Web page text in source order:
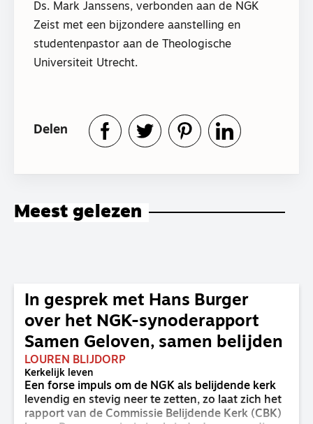
Ds. Mark Janssens, verbonden aan de NGK
Zeist met een bijzondere aanstelling en
studentenpastor aan de Theologische
Universiteit Utrecht.
Delen
Meest gelezen
In gesprek met Hans Burger
over het NGK-synoderapport
Samen Geloven, samen belijden
LOUREN BLIJDORP
Kerkelijk leven
Een forse impuls om de NGK als belijdende kerk
levendig en stevig neer te zetten, zo laat zich het
rapport van de Commissie Belijdende Kerk (CBK)